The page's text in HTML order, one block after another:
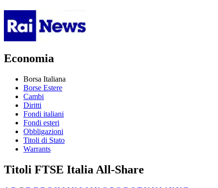
Economia
Borsa Italiana
Borse Estere
Cambi
Diritti
Fondi italiani
Fondi esteri
Obbligazioni
Titoli di Stato
Warrants
Titoli FTSE Italia All-Share